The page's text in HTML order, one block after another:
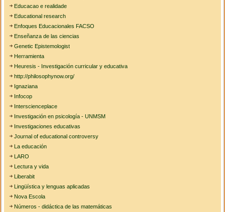
Educacao e realidade
Educational research
Enfoques Educacionales FACSO
Enseñanza de las ciencias
Genetic Epistemologist
Herramienta
Heuresis - Investigación curricular y educativa
http://philosophynow.org/
Ignaziana
Infocop
Interscienceplace
Investigación en psicología - UNMSM
Investigaciones educativas
Journal of educational controversy
La educación
LARO
Lectura y vida
Liberabit
Lingüística y lenguas aplicadas
Nova Escola
Números - didáctica de las matemáticas